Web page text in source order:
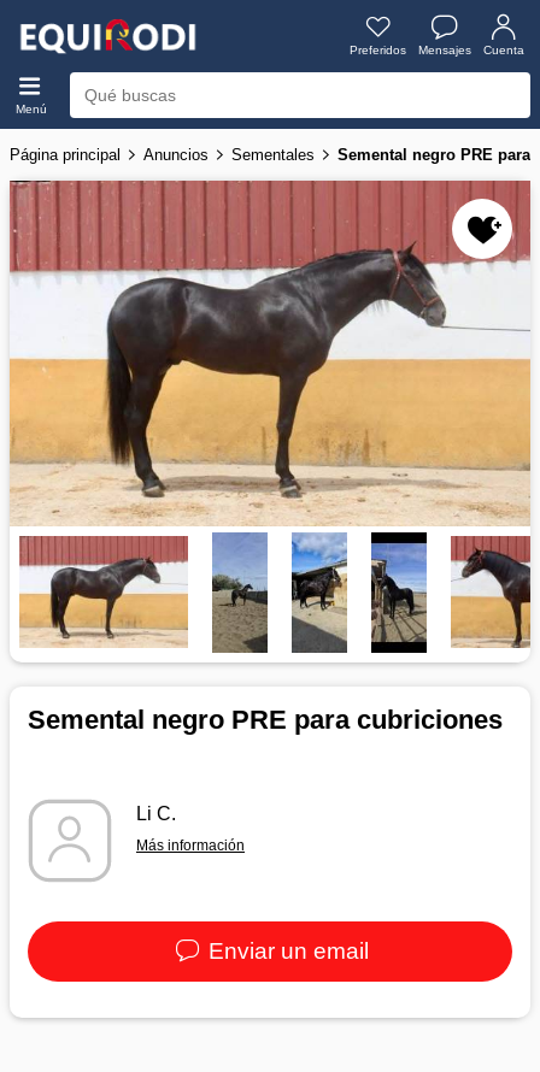
Preferidos Mensajes Cuenta
Menú
Página principal Anuncios Sementales Semental negro PRE para
Semental negro PRE para cubriciones
Li C.
Más información
Enviar un email